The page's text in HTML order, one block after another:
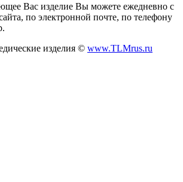
Вас изделие Вы можете ежедневно с
по электронной почте, по телефону
изделия © www.TLMrus.ru